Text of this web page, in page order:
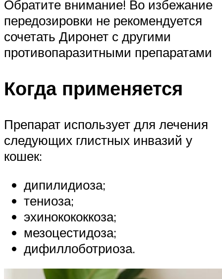
Обратите внимание! Во избежание
передозировки не рекомендуется
сочетать Диронет с другими
противопаразитными препаратами
Когда применяется
Препарат использует для лечения
следующих глистных инвазий у
кошек:
дипилидиоза;
тениоза;
эхинокококкоза;
мезоцестидоза;
дифиллоботриоза.